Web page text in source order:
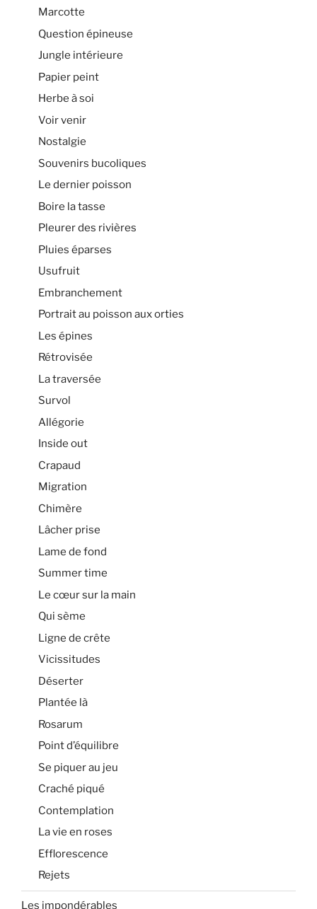
Marcotte
Question épineuse
Jungle intérieure
Papier peint
Herbe à soi
Voir venir
Nostalgie
Souvenirs bucoliques
Le dernier poisson
Boire la tasse
Pleurer des rivières
Pluies éparses
Usufruit
Embranchement
Portrait au poisson aux orties
Les épines
Rétrovisée
La traversée
Survol
Allégorie
Inside out
Crapaud
Migration
Chimère
Lâcher prise
Lame de fond
Summer time
Le cœur sur la main
Qui sème
Ligne de crête
Vicissitudes
Déserter
Plantée là
Rosarum
Point d’équilibre
Se piquer au jeu
Craché piqué
Contemplation
La vie en roses
Efflorescence
Rejets
Les impondérables